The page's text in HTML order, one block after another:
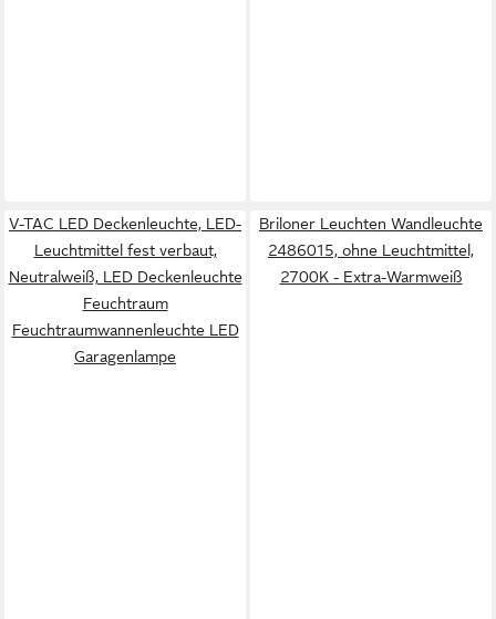
V-TAC LED Deckenleuchte, LED-
Leuchtmittel fest verbaut,
Neutralweiß, LED Deckenleuchte
Feuchtraum
Feuchtraumwannenleuchte LED
Garagenlampe
Briloner Leuchten Wandleuchte
2486015, ohne Leuchtmittel,
2700K - Extra-Warmweiß